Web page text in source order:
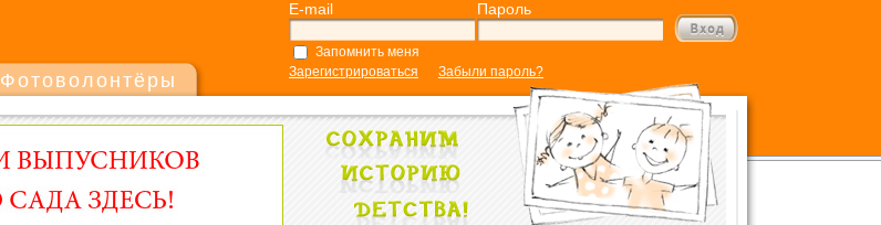
E-mail Пароль
Запомнить меня
Зарегистрироваться
Забыли пароль?
Фотоволонтёры